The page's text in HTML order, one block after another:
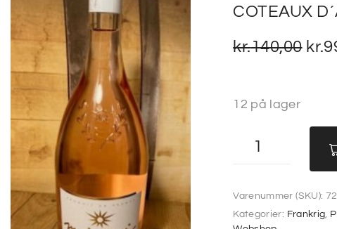
COTEAUX
kr.140,00 kr.
12 på lager
Varenummer (SKU):
Kategorier: Frankrig,